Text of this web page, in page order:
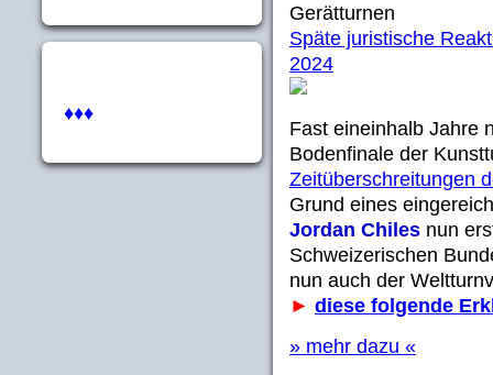
♦♦♦
Gerätturnen
Späte juristische
2024
Fast eineinhalb Jahre
Bodenfinale der
Zeitüberschreitungen
Grund eines
Jordan Chiles nun
Schweizerischen
nun auch der
► diese folgende
» mehr dazu «